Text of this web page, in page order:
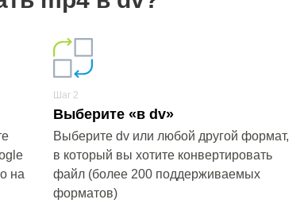
на
Шаг 2
Выберите «в dv»
Выберите dv или любой другой формат,
в который вы хотите конвертировать
файл (более 200 поддерживаемых
форматов)